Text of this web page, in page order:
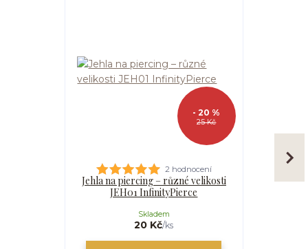
25 Kč
- 20 %
2 hodnocení
Jehla na piercing – různé velikosti
JEH01 InfinityPierce
20 Kč/ks
Skladem